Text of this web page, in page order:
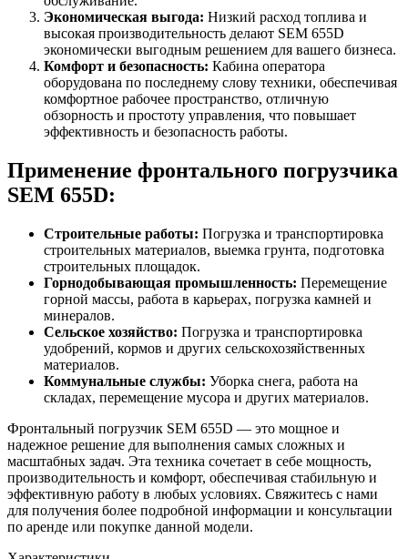
Экономическая выгода: Низкий расход топлива и
высокая производительность делают SEM 655D
экономически выгодным решением для вашего бизнеса.
Комфорт и безопасность: Кабина оператора
оборудована по последнему слову техники, обеспечивая
комфортное рабочее пространство, отличную
обзорность и простоту управления, что повышает
эффективность и безопасность работы.
Применение фронтального погрузчика
SEM 655D:
Строительные работы: Погрузка и транспортировка
строительных материалов, выемка грунта, подготовка
строительных площадок.
Горнодобывающая промышленность: Перемещение
горной массы, работа в карьерах, погрузка камней и
минералов.
Сельское хозяйство: Погрузка и транспортировка
удобрений, кормов и других сельскохозяйственных
материалов.
Коммунальные службы: Уборка снега, работа на
складах, перемещение мусора и других материалов.
Фронтальный погрузчик SEM 655D — это мощное и
надежное решение для выполнения самых сложных и
масштабных задач. Эта техника сочетает в себе мощность,
производительность и комфорт, обеспечивая стабильную и
эффективную работу в любых условиях. Свяжитесь с нами
для получения более подробной информации и консультации
по аренде или покупке данной модели.